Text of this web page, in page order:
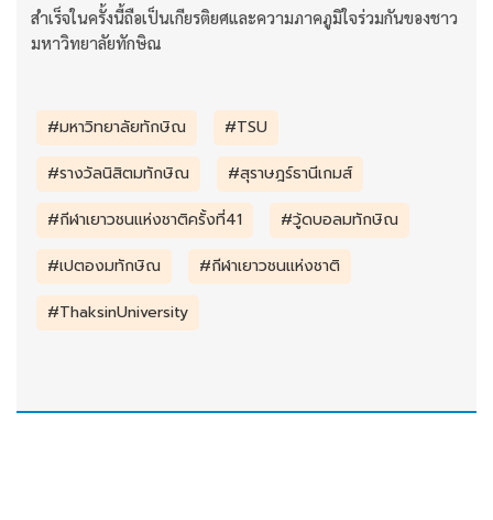
สำเร็จในครั้งนี้ถือเป็นเกียรติยศและความภาคภูมิใจร่วมกันของชาว
มหาวิทยาลัยทักษิณ
#มหาวิทยาลัยทักษิณ
#TSU
#รางวัลนิสิตมทักษิณ
#สุราษฎร์ธานีเกมส์
#กีฬาเยาวชนแห่งชาติครั้งที่41
#วู้ดบอลมทักษิณ
#เปตองมทักษิณ
#กีฬาเยาวชนแห่งชาติ
#ThaksinUniversity